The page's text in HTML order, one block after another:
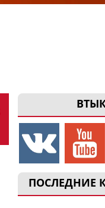
ПОСЛЕДНИЕ